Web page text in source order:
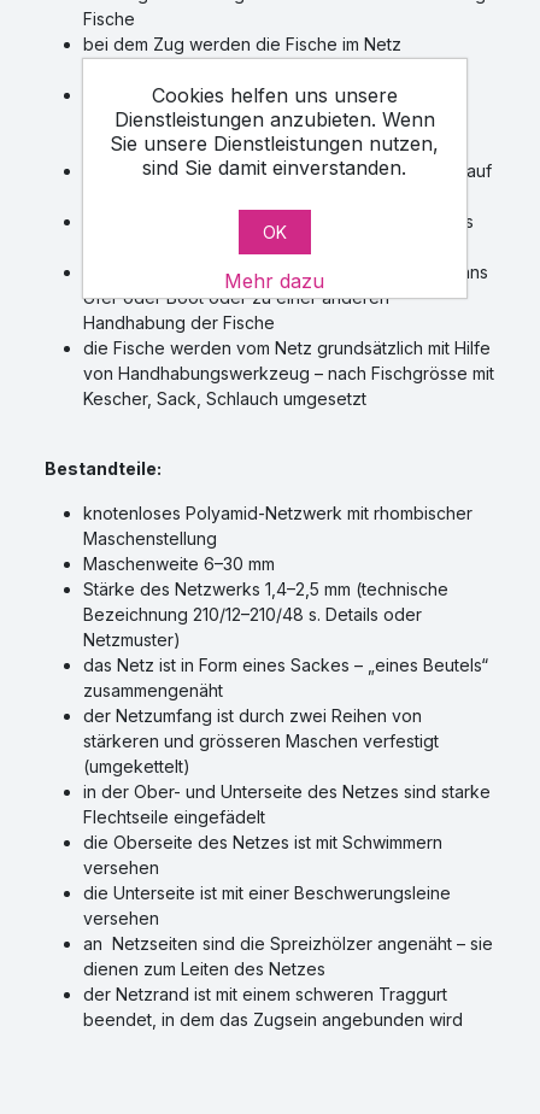
Cookies helfen uns unsere
Dienstleistungen anzubieten. Wenn
Sie unsere Dienstleistungen nutzen,
sind Sie damit einverstanden.
OK
Mehr dazu
Fische
bei dem Zug werden die Fische im Netz
das Netz bildet beim Zug eine Wölbung –
„Sackbildung“, wo die Fische gesammelt
(umschlossen) sind
nach der Beendigung des Zuges wird das Netz auf
das Zugnetz wird grundsätzlich so gewölbt, dass
das Zugnetz dient nicht zum Heben der Fische ans
Ufer oder Boot oder zu einer anderen
Handhabung der Fische
die Fische werden vom Netz grundsätzlich mit Hilfe
von Handhabungswerkzeug – nach Fischgrösse mit
Kescher, Sack, Schlauch umgesetzt
Bestandteile:
knotenloses Polyamid-Netzwerk mit rhombischer
Maschenstellung
Maschenweite 6–30 mm
Stärke des Netzwerks 1,4–2,5 mm (technische
Bezeichnung 210/12–210/48 s. Details oder
Netzmuster)
das Netz ist in Form eines Sackes – „eines Beutels“
zusammengenäht
der Netzumfang ist durch zwei Reihen von
stärkeren und grösseren Maschen verfestigt
(umgekettelt)
in der Ober- und Unterseite des Netzes sind starke
Flechtseile eingefädelt
die Oberseite des Netzes ist mit Schwimmern
versehen
die Unterseite ist mit einer Beschwerungsleine
versehen
an Netzseiten sind die Spreizhölzer angenäht – sie
dienen zum Leiten des Netzes
der Netzrand ist mit einem schweren Traggurt
beendet, in dem das Zugsein angebunden wird